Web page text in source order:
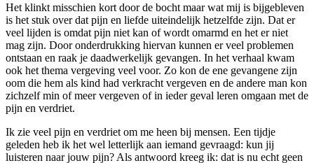
Het klinkt misschien kort door de bocht maar wat mij is bijgebleven
is het stuk over dat pijn en liefde uiteindelijk hetzelfde zijn. Dat er
veel lijden is omdat pijn niet kan of wordt omarmd en het er niet
mag zijn. Door onderdrukking hiervan kunnen er veel problemen
ontstaan en raak je daadwerkelijk gevangen. In het verhaal kwam
ook het thema vergeving veel voor. Zo kon de ene gevangene zijn
oom die hem als kind had verkracht vergeven en de andere man kon
zichzelf min of meer vergeven of in ieder geval leren omgaan met de
pijn en verdriet.
Ik zie veel pijn en verdriet om me heen bij mensen. Een tijdje
geleden heb ik het wel letterlijk aan iemand gevraagd: kun jij
luisteren naar jouw pijn? Als antwoord kreeg ik: dat is nu echt geen